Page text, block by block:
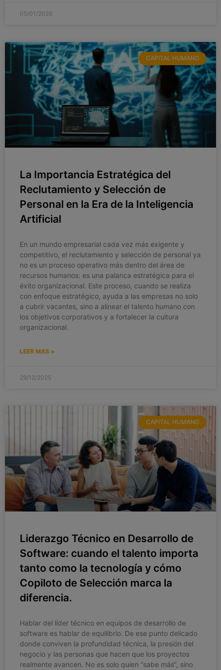
05/01/2026
CAPITAL HUMANO
La Importancia Estratégica del
Reclutamiento y Selección de
Personal en la Era de la Inteligencia
Artificial
En un mundo empresarial cada vez más exigente y
competitivo, el reclutamiento y selección de personal ya
no es un proceso operativo más dentro del área de
recursos humanos: es una palanca estratégica para el
éxito organizacional. Este proceso, cuando se realiza
con enfoque estratégico, ayuda a las empresas no solo
a cubrir vacantes, sino a alinear el talento humano con
los objetivos corporativos y a fortalecer la cultura
organizacional.
LEER MAS »
29/12/2025
CAPITAL HUMANO
Liderazgo Técnico en Desarrollo de
Software: cuando el talento importa
tanto como la tecnología y cómo
Copiloto de Selección marca la
diferencia.
Hablar del líder técnico en equipos de desarrollo de
software es hablar de equilibrio. De ese punto delicado
donde conviven la profundidad técnica, la presión del
negocio y las personas que hacen que los proyectos
realmente avancen. No es solo quien “sabe más”, sino